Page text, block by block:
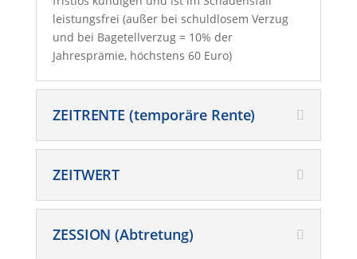
leistungsfrei (außer bei schuldlosem Verzug
und bei Bagetellverzug = 10% der
Jahresprämie, höchstens 60 Euro)
ZEITRENTE (temporäre Rente)
ZEITWERT
ZESSION (Abtretung)